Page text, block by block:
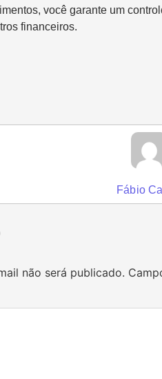
você garante um
financeiros.
Fábio
não será publicado.